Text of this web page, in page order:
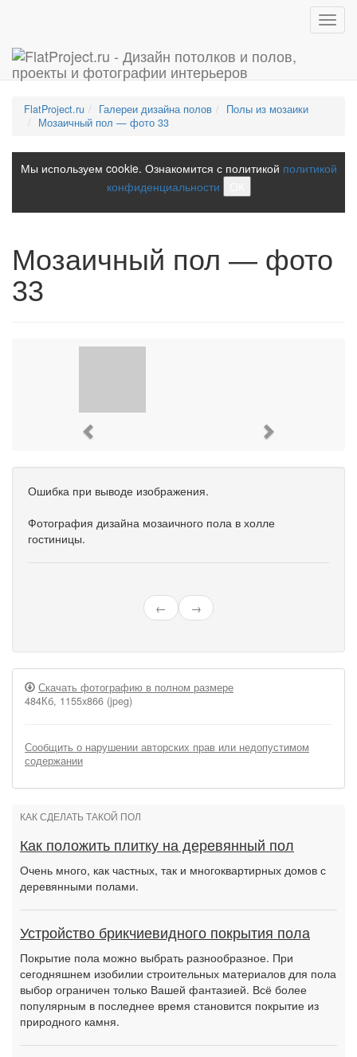
FlatProject.ru Галереи дизайна полов
Полы из мозаики
Мозаичный пол — фото 33
Мы используем cookie. Ознакомится с политикой политикой
конфиденциальности
Мозаичный пол — фото
33
Ошибка при выводе изображения.
Фотография дизайна мозаичного пола в холле
гостиницы.
← →
Скачать фотографию в полном размере
484Кб, 1155x866 (jpeg)
Сообщить о нарушении авторских прав или недопустимом
содержании
КАК СДЕЛАТЬ ТАКОЙ ПОЛ
Как положить плитку на деревянный пол
Очень много, как частных, так и многоквартирных домов с
деревянными полами.
Устройство брикчиевидного покрытия пола
Покрытие пола можно выбрать разнообразное. При
сегодняшнем изобилии строительных материалов для пола
выбор ограничен только Вашей фантазией. Всё более
популярным в последнее время становится покрытие из
природного камня.